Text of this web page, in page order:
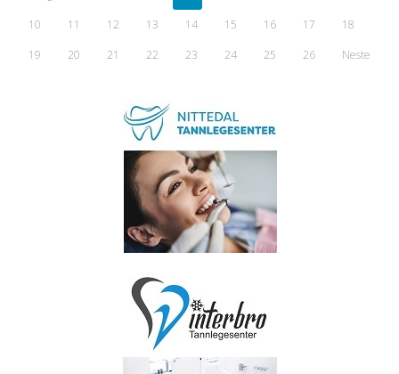
10
11 12 13 14 15 16 17
18
19
20 21 22 23 24 25 26 Neste